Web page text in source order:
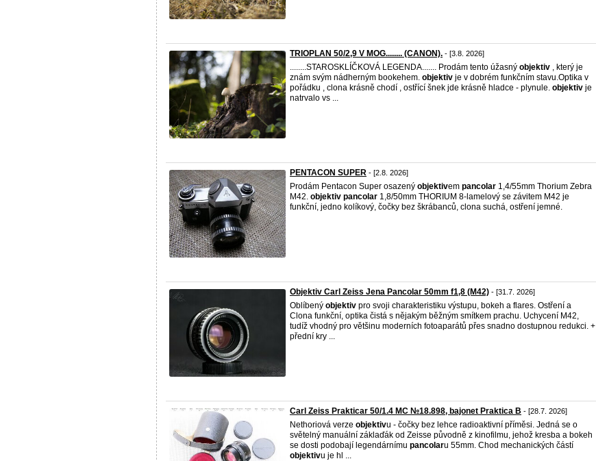
TRIOPLAN 50/2,9 V MOG........ (CANON). - [3.8. 2026]
........STAROSKLÍČKOVÁ LEGENDA....... Prodám tento úžasný objektiv , který je
znám svým nádherným bookehem. objektiv je v dobrém funkčním stavu.Optika v
pořádku , clona krásně chodí , ostřící šnek jde krásně hladce - plynule. objektiv je
natrvalo vs ...
PENTACON SUPER - [2.8. 2026]
Prodám Pentacon Super osazený objektivem pancolar 1,4/55mm Thorium Zebra
M42. objektiv pancolar 1,8/50mm THORIUM 8-lamelový se závitem M42 je
funkční, jedno kolíkový, čočky bez škrábanců, clona suchá, ostření jemné.
Objektiv Carl Zeiss Jena Pancolar 50mm f1,8 (M42) - [31.7. 2026]
Oblíbený objektiv pro svoji charakteristiku výstupu, bokeh a flares. Ostření a
Clona funkční, optika čistá s nějakým běžným smítkem prachu. Uchycení M42,
tudíž vhodný pro většinu moderních fotoaparátů přes snadno dostupnou redukci. +
přední kry ...
Carl Zeiss Prakticar 50/1.4 MC №18.898, bajonet Praktica B - [28.7. 2026]
Nethoriová verze objektivu - čočky bez lehce radioaktivní příměsi. Jedná se o
světelný manuální záklaďák od Zeisse původně z kinofilmu, jehož kresba a bokeh
se dosti podobají legendárnímu pancolaru 55mm. Chod mechanických částí
objektivu je hl ...